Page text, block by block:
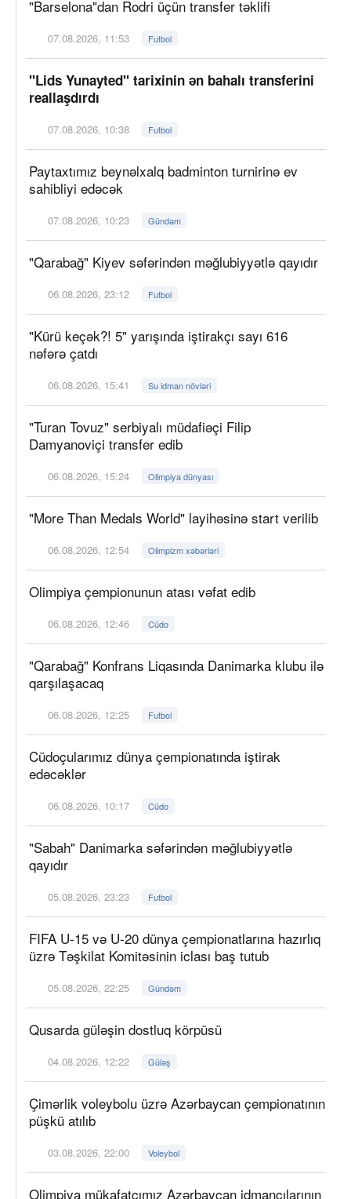
"Barselona"dan Rodri üçün transfer təklifi
07.08.2026, 11:53 Futbol
"Lids Yunayted" tarixinin ən bahalı transferini
reallaşdırdı
07.08.2026, 10:38 Futbol
Paytaxtımız beynəlxalq badminton turnirinə ev
sahibliyi edəcək
07.08.2026, 10:23 Gündəm
"Qarabağ" Kiyev səfərindən məğlubiyyətlə qayıdır
06.08.2026, 23:12 Futbol
"Kürü keçək?! 5" yarışında iştirakçı sayı 616
nəfərə çatdı
06.08.2026, 15:41 Su idman növləri
"Turan Tovuz" serbiyalı müdafiəçi Filip
Damyanoviçi transfer edib
06.08.2026, 15:24 Olimpiya dünyası
"More Than Medals World" layihəsinə start verilib
06.08.2026, 12:54 Olimpizm xəbərləri
Olimpiya çempionunun atası vəfat edib
06.08.2026, 12:46 Cüdo
"Qarabağ" Konfrans Liqasında Danimarka klubu ilə
qarşılaşacaq
06.08.2026, 12:25 Futbol
Cüdoçularımız dünya çempionatında iştirak
edəcəklər
06.08.2026, 10:17 Cüdo
"Sabah" Danimarka səfərindən məğlubiyyətlə
qayıdır
05.08.2026, 23:23 Futbol
FIFA U-15 və U-20 dünya çempionatlarına hazırlıq
üzrə Təşkilat Komitəsinin iclası baş tutub
05.08.2026, 22:25 Gündəm
Qusarda güləşin dostluq körpüsü
04.08.2026, 12:22 Güləş
Çimərlik voleybolu üzrə Azərbaycan çempionatının
püşkü atılıb
03.08.2026, 22:00 Voleybol
Olimpiya mükafatçımız Azərbaycan idmançılarının